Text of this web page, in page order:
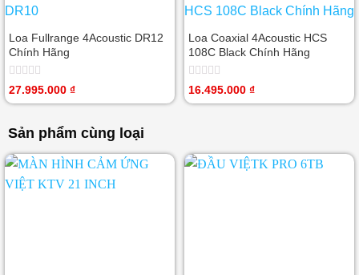
sao
sao
Loa Fullrange 4Acoustic DR12
Chính Hãng
Được
5
27.995.000 ₫
Loa Coaxial 4Acoustic HCS
108C Black Chính Hãng
Được
16.495.000 ₫
Sản phẩm cùng loại